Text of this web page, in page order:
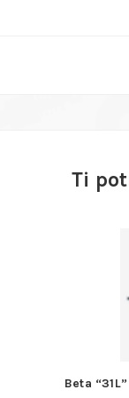
Ti
Mazzuole a